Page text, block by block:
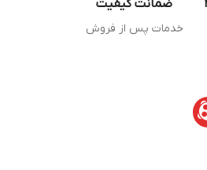
ضمانت کیفیت
خدمات پس از فروش